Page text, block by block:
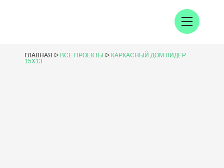
ГЛАВНАЯ ᐅ ВСЕ ПРОЕКТЫ ᐅ КАРКАСНЫЙ ДОМ ЛИДЕР
15Х13